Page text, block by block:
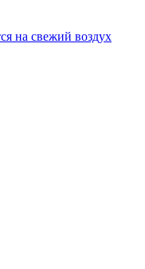
на свежий воздух